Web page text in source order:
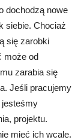
dochodzą nowe
siebie. Chociaż
się zarobki
może od
zarabia się
Jeśli pracujemy
jesteśmy
projektu.
mieć ich wcale.